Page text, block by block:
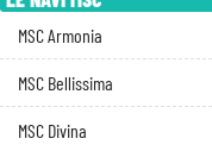
MSC Armonia
MSC Bellissima
MSC Divina